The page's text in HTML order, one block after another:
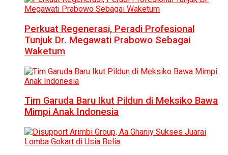
Perkuat Regenerasi, Peradi Profesional
Tunjuk Dr. Megawati Prabowo Sebagai
Waketum
Tim Garuda Baru Ikut Pildun di Meksiko Bawa
Mimpi Anak Indonesia